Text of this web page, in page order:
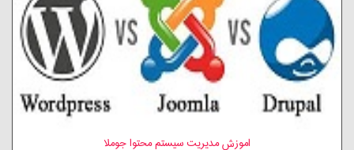
اموزش مدیریت سیستم محتوا جوملا